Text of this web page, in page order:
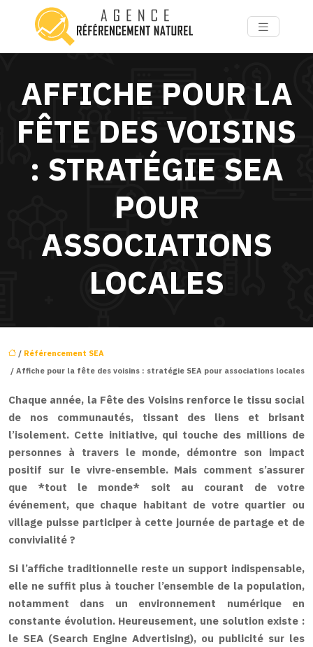
AFFICHE POUR LA
FÊTE DES VOISINS
: STRATÉGIE SEA
POUR
ASSOCIATIONS
LOCALES
/ Référencement SEA
/ Affiche pour la fête des voisins : stratégie SEA pour associations locales
Chaque année, la Fête des Voisins renforce le tissu social
de nos communautés, tissant des liens et brisant
l’isolement. Cette initiative, qui touche des millions de
personnes à travers le monde, démontre son impact
positif sur le vivre-ensemble. Mais comment s’assurer
que *tout le monde* soit au courant de votre
événement, que chaque habitant de votre quartier ou
village puisse participer à cette journée de partage et de
convivialité ?
Si l’affiche traditionnelle reste un support indispensable,
elle ne suffit plus à toucher l’ensemble de la population,
notamment dans un environnement numérique en
constante évolution. Heureusement, une solution existe :
le SEA (Search Engine Advertising), ou publicité sur les